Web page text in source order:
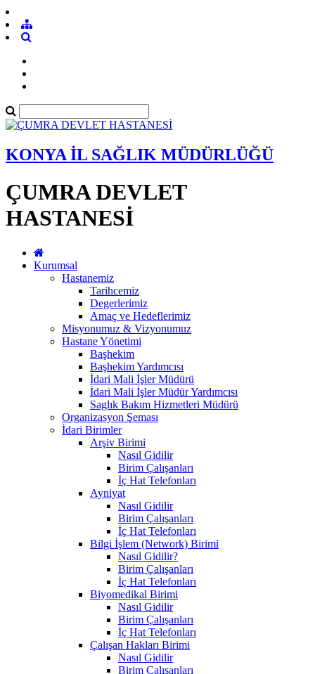
KONYA İL SAĞLIK MÜDÜRLÜĞÜ
ÇUMRA DEVLET
HASTANESİ
Kurumsal
Hastanemiz
Tarihcemiz
Degerlerimiz
Amaç ve Hedeflerimiz
Misyonumuz & Vizyonumuz
Hastane Yönetimi
Başhekim
Başhekim Yardımcısı
İdari Mali İşler Müdürü
İdari Mali İşler Müdür Yardımcısı
Saglık Bakım Hizmetleri Müdürü
Organizasyon Şeması
İdari Birimler
Arşiv Birimi
Nasıl Gidilir
Birim Çalışanları
İç Hat Telefonları
Ayniyat
Nasıl Gidilir
Birim Çalışanları
İç Hat Telefonları
Bilgi İşlem (Network) Birimi
Nasıl Gidilir?
Birim Çalışanları
İç Hat Telefonları
Biyomedikal Birimi
Nasıl Gidilir
Birim Çalışanları
İç Hat Telefonları
Çalışan Hakları Birimi
Nasıl Gidilir
Birim Çalışanları